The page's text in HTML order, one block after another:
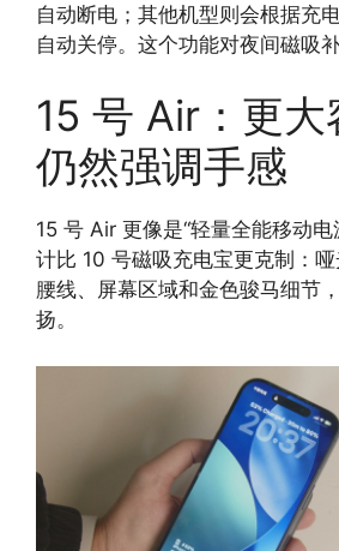
自动断电；其他机型则会根据充
自动关停。这个功能对夜间磁吸
15 号 Air：更大
仍然强调手感
15 号 Air 更像是“轻量全能移动电
计比 10 号磁吸充电宝更克制：
腰线、屏幕区域和金色骏马细节
扬。